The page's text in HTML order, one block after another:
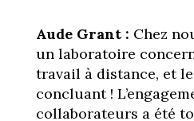
Aude Grant : Chez
un laboratoire
travail à distance, et
concluant !
collaborateurs a été